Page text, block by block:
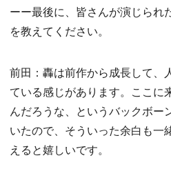
ーー最後に、皆さんが演じられ
を教えてください。
前田：轟は前作から成長して、
ている感じがあります。ここに
んだろうな、というバックボー
いたので、そういった余白も一
えると嬉しいです。